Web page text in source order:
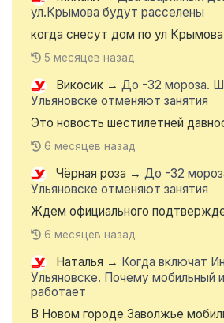
ул.Крымова будут расселены
когда снесут дом по ул
5 месяцев назад
Викосик → До -32 мороза.
Ульяновске отменяют занятия
Это новость шестилетней
6 месяцев назад
Чёрная роза → До -32
Ульяновске отменяют занятия
Ждем официального
6 месяцев назад
Наталья → Когда включат
Ульяновске. Почему мобильный
работает
В Новом городе Заволжье